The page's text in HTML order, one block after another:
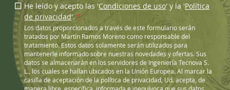
He leído y acepto las 'Condiciones de uso' y la 'Política
de privacidad'.*
Los datos proporcionados a través de este formulario serán
tratados por Martín Ramos Moreno como responsable del
tratamiento. Estos datos solamente serán utilizados para
mantenerle informado sobre nuestras novedades y ofertas. Sus
datos se almacenarán en los servidores de Ingeniería Tecnova S.
L., los cuales se hallan ubicados en la Unión Europea. Al marcar la
casilla de aceptación de la política de privacidad, Ud. acepta, de